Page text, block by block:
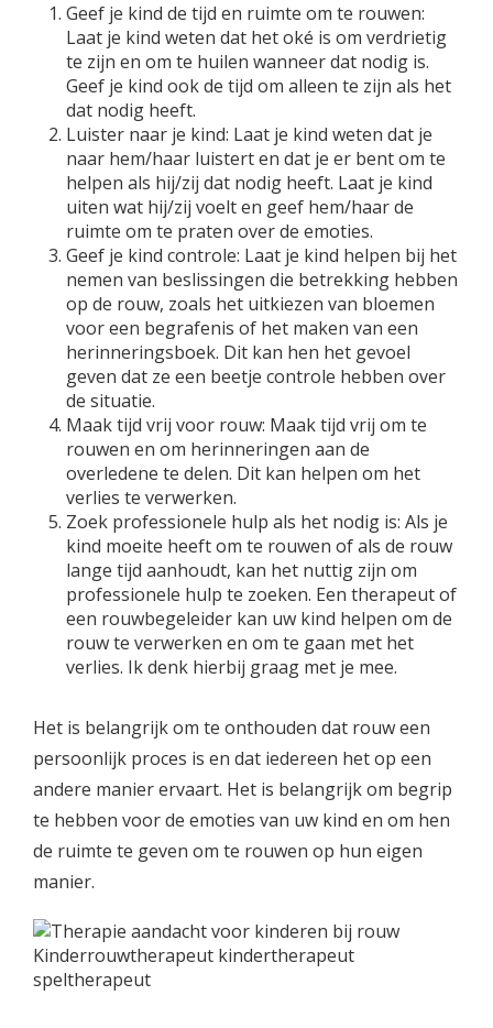
Geef je kind de tijd en ruimte om te rouwen:
Laat je kind weten dat het oké is om verdrietig
te zijn en om te huilen wanneer dat nodig is.
Geef je kind ook de tijd om alleen te zijn als het
dat nodig heeft.
Luister naar je kind: Laat je kind weten dat je
naar hem/haar luistert en dat je er bent om te
helpen als hij/zij dat nodig heeft. Laat je kind
uiten wat hij/zij voelt en geef hem/haar de
ruimte om te praten over de emoties.
Geef je kind controle: Laat je kind helpen bij het
nemen van beslissingen die betrekking hebben
op de rouw, zoals het uitkiezen van bloemen
voor een begrafenis of het maken van een
herinneringsboek. Dit kan hen het gevoel
geven dat ze een beetje controle hebben over
de situatie.
Maak tijd vrij voor rouw: Maak tijd vrij om te
rouwen en om herinneringen aan de
overledene te delen. Dit kan helpen om het
verlies te verwerken.
Zoek professionele hulp als het nodig is: Als je
kind moeite heeft om te rouwen of als de rouw
lange tijd aanhoudt, kan het nuttig zijn om
professionele hulp te zoeken. Een therapeut of
een rouwbegeleider kan uw kind helpen om de
rouw te verwerken en om te gaan met het
verlies. Ik denk hierbij graag met je mee.
Het is belangrijk om te onthouden dat rouw een
persoonlijk proces is en dat iedereen het op een
andere manier ervaart. Het is belangrijk om begrip
te hebben voor de emoties van uw kind en om hen
de ruimte te geven om te rouwen op hun eigen
manier.